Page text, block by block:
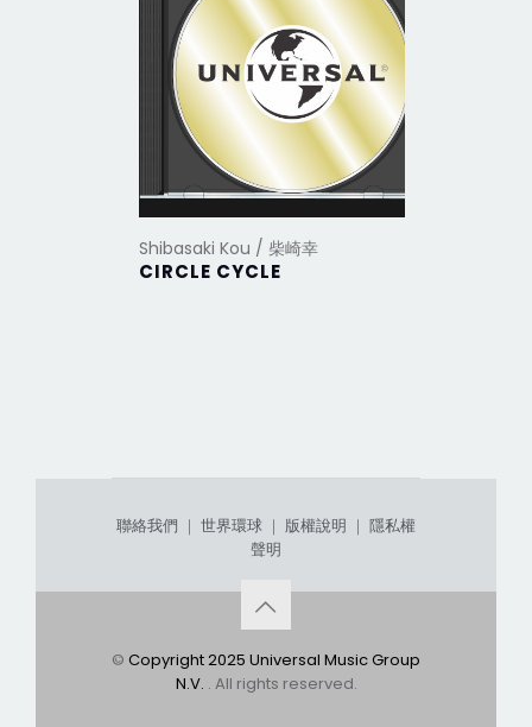
Shibasaki Kou / 柴崎幸
CIRCLE CYCLE
聯絡我們 ｜ 世界環球 ｜ 版權說明 ｜ 隱私權
聲明
© Copyright 2025 Universal Music Group
N.V. . All rights reserved.